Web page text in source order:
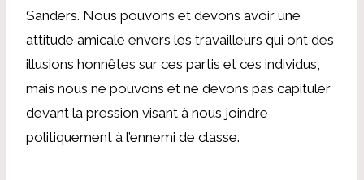
Sanders. Nous pouvons et devons avoir une
attitude amicale envers les travailleurs qui ont des
illusions honnêtes sur ces partis et ces individus,
mais nous ne pouvons et ne devons pas capituler
devant la pression visant à nous joindre
politiquement à l’ennemi de classe.